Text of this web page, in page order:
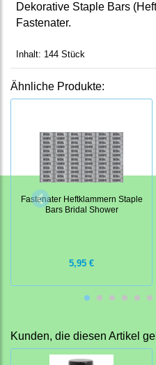
Dekorative Staple Bars
Fastenater.
Inhalt: 144 Stück
Ähnliche Produkte:
Fastenater Heftklammern Staple
Bars Bridal Shower
5,95 €
Kunden, die diesen Artikel